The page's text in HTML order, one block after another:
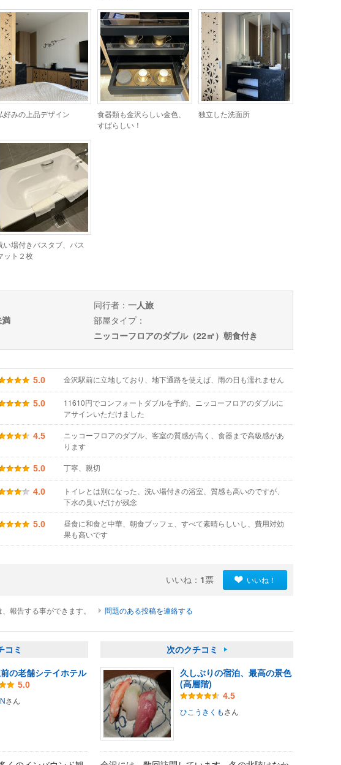
好みの上品デザイン
食器類も金沢らしい金色、
すばらしい！
独立した洗面所
い場付きバスタブ、バス
ット２枚
同行者： 一人旅
部屋タイプ：
ニッコーフロアのダブル（22㎡）朝食付き
5.0 金沢駅前に立地しており、地下通路を使えば、雨の日も濡れません
5.0
11610円でコンフォートダブルを予約、ニッコーフロアのダブルに
アサインいただけました
4.5
ニッコーフロアのダブル、客室の質感が高く、食器まで高級感があ
ります
5.0 丁寧、親切
4.0
トイレとは別になった、洗い場付きの浴室、質感も高いのですが、
下水の臭いだけが残念
5.0
昼食に和食と中華、朝食ブッフェ、すべて素晴らしいし、費用対効
果も高いです
いいね： 1票 いいね！
報告する事ができます。 問題のある投稿を連絡する
コミ
の老舗シテイホテル
5.0
さん
次のクチコミ
久しぶりの宿泊、最高の景色
(高層階)
4.5
ひこうきくもさん